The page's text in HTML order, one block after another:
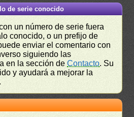
de serie conocido
un número de serie fuera
conocido, o un prefijo de
enviar el comentario con
siguiendo las
en la sección deContacto. Su
y ayudará a mejorar la